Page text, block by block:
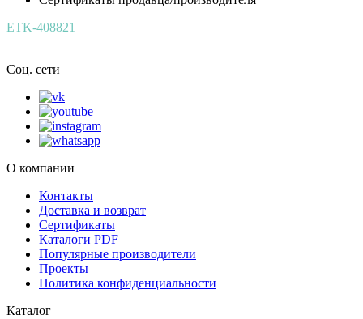
ETK-408821
Соц. сети
О компании
Контакты
Доставка и возврат
Сертификаты
Каталоги PDF
Популярные производители
Проекты
Политика конфиденциальности
Каталог